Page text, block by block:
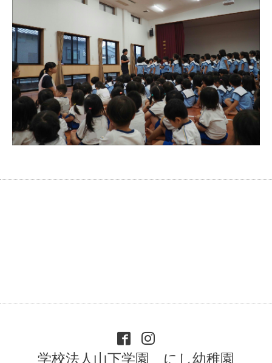
学校法人山下学園 にし幼稚園